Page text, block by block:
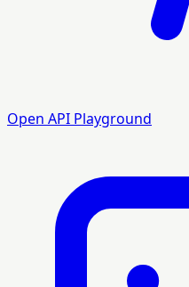
Open API Playground